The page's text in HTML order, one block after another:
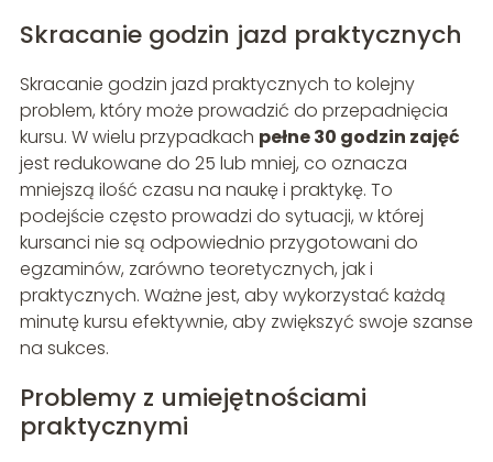
Skracanie godzin jazd praktycznych
Skracanie godzin jazd praktycznych to kolejny
problem, który może prowadzić do przepadnięcia
kursu. W wielu przypadkach pełne 30 godzin zajęć
jest redukowane do 25 lub mniej, co oznacza
mniejszą ilość czasu na naukę i praktykę. To
podejście często prowadzi do sytuacji, w której
kursanci nie są odpowiednio przygotowani do
egzaminów, zarówno teoretycznych, jak i
praktycznych. Ważne jest, aby wykorzystać każdą
minutę kursu efektywnie, aby zwiększyć swoje szanse
na sukces.
Problemy z umiejętnościami
praktycznymi